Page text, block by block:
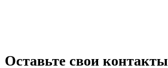
Оставьте свои контакты